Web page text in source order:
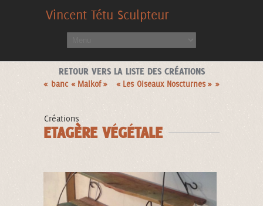
Vincent Tétu Sculpteur
RETOUR VERS LA LISTE DES CRÉATIONS
« banc « Malkof » « Les Oiseaux Noscturnes » »
Créations
ETAGÈRE VÉGÉTALE